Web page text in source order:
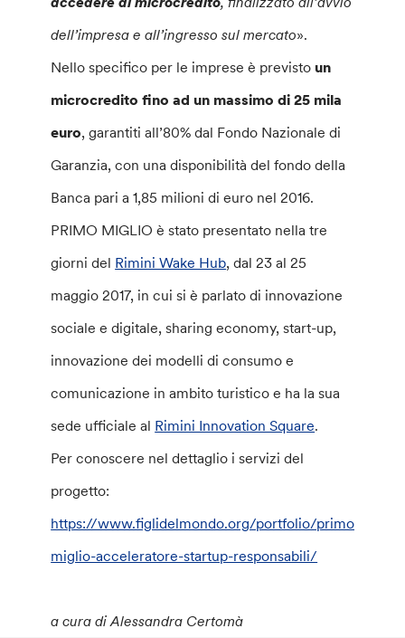
dell’impresa e all’ingresso sul mercato».
Nello specifico per le imprese è previsto un
microcredito fino ad un massimo di 25 mila
euro, garantiti all’80% dal Fondo Nazionale di
Garanzia, con una disponibilità del fondo della
Banca pari a 1,85 milioni di euro nel 2016.
PRIMO MIGLIO è stato presentato nella tre
giorni del Rimini Wake Hub, dal 23 al 25
maggio 2017, in cui si è parlato di innovazione
sociale e digitale, sharing economy, start-up,
innovazione dei modelli di consumo e
comunicazione in ambito turistico e ha la sua
sede ufficiale al Rimini Innovation Square.
Per conoscere nel dettaglio i servizi del
progetto:
https://www.figlidelmondo.org/portfolio/primo-
miglio-acceleratore-startup-responsabili/
a cura di Alessandra Certomà